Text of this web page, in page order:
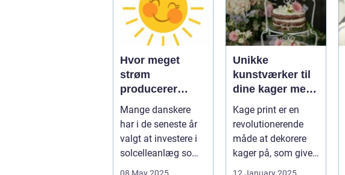
Hvor meget
strøm
producerer
solceller om
vinteren?
Mange danskere
har i de seneste år
valgt at investere i
solcelleanlæg som
08 May 2025
Unikke
kunstværker til
dine kager med
kage print
Kage print er en
revolutionerende
måde at dekorere
kager på, som giver
12 January 2025